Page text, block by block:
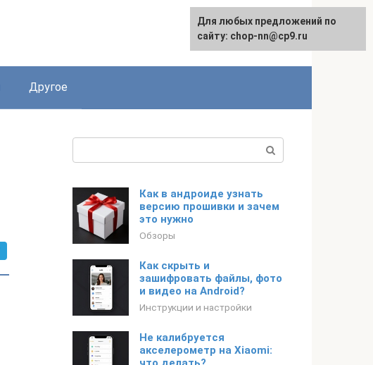
Другое
Как в андроиде узнать
версию прошивки и зачем
это нужно
Обзоры
Как скрыть и
зашифровать файлы, фото
и видео на Android?
Инструкции и настройки
Не калибруется
акселерометр на Xiaomi:
Для любых предложений по
сайту: chop-nn@cp9.ru